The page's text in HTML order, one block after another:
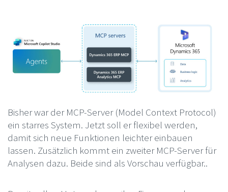
Bisher war der MCP-Server (Model Context Protocol)
ein starres System. Jetzt soll er flexibel werden,
damit sich neue Funktionen leichter einbauen
lassen. Zusätzlich kommt ein zweiter MCP-Server für
Analysen dazu. Beide sind als Vorschau verfügbar..